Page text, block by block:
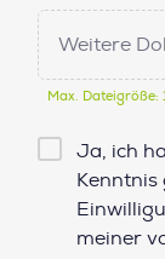
Weitere
Max. Dateigröße:
Checkbox
Datenschutz*
Ja, ich
Kenntnis
meiner